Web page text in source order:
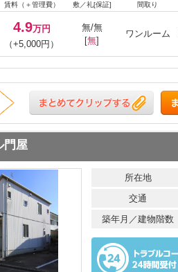
賃料（＋管理費） 敷／礼[保証] 間取り
4.9万円
（+5,000円）
無/無
[無]
ワンルーム
門屋
所在地
交通
築年月／建物階数